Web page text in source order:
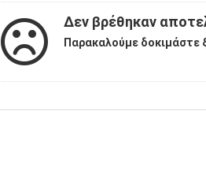
Δεν βρέθηκαν
Παρακαλούμε δοκιμάστε